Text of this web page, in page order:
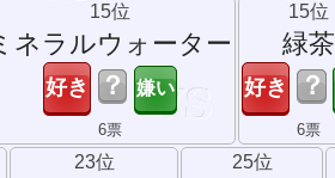
15位
ネラルウォーター
？
6票
15位
緑茶
？
6票
23位 25位